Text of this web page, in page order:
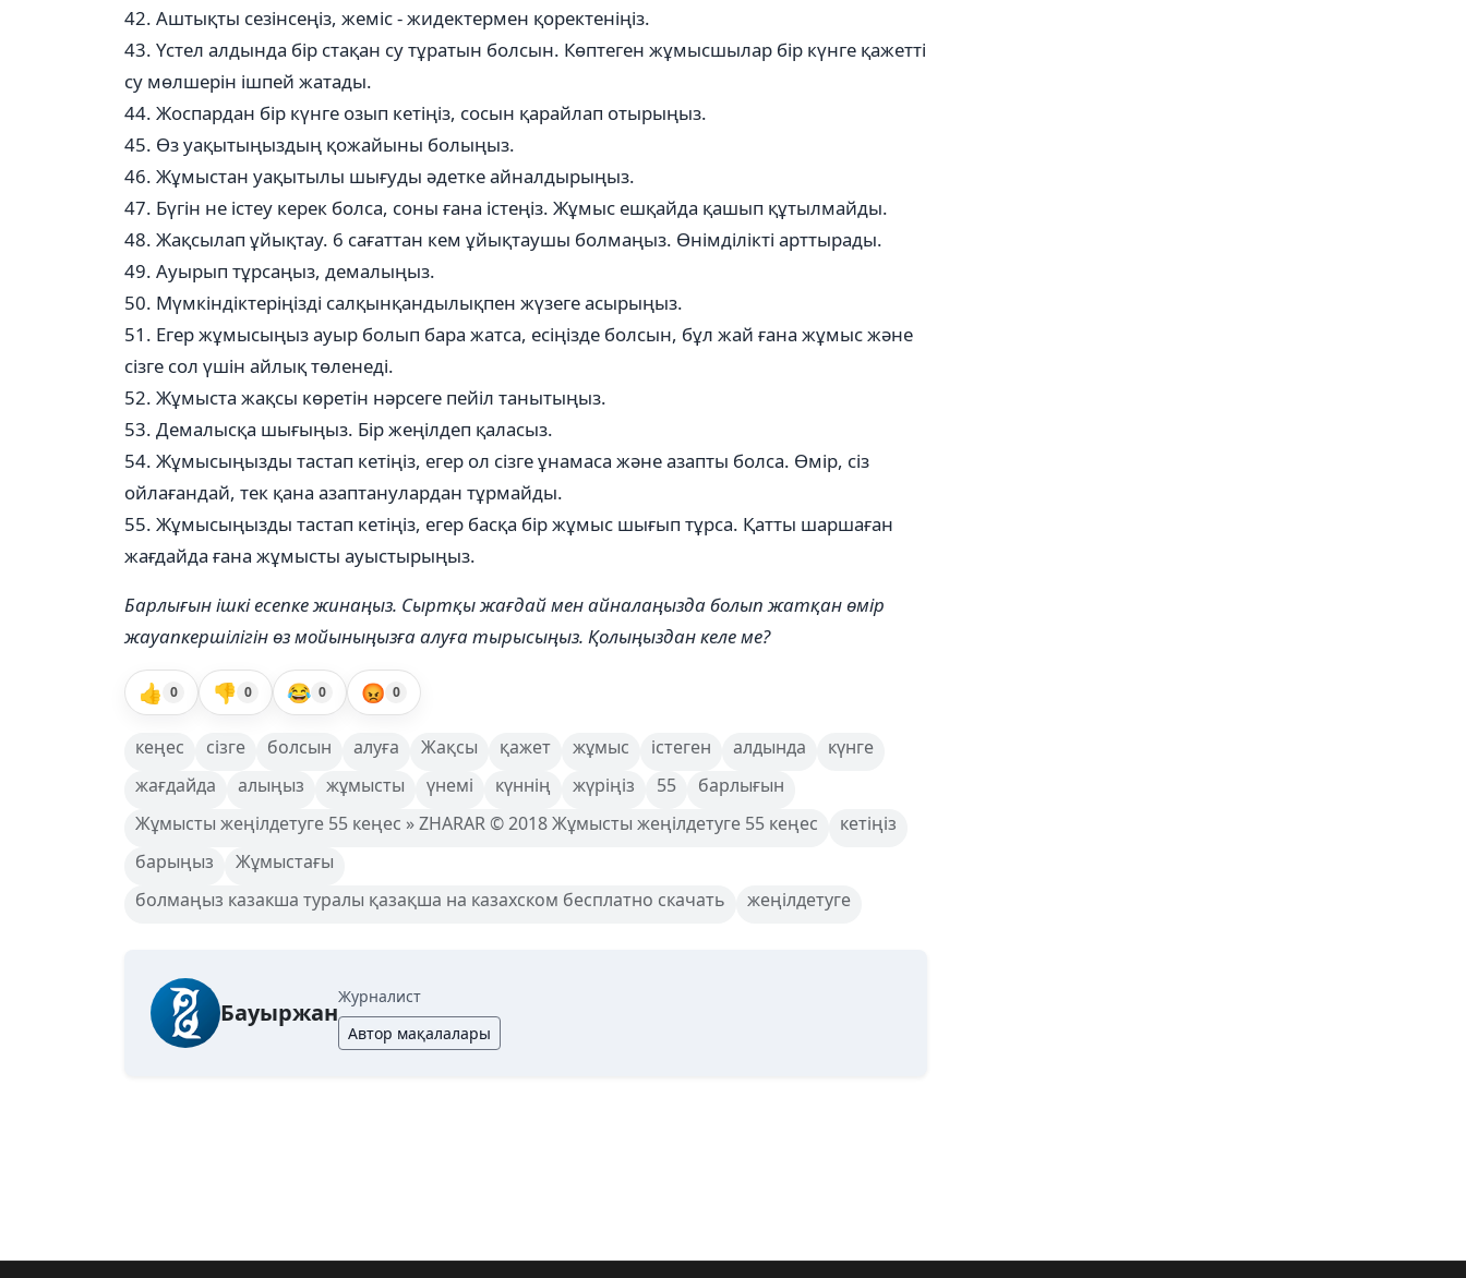
42. Аштықты сезінсеңіз, жеміс - жидектермен қоректеніңіз.
43. Үстел алдында бір стақан су тұратын болсын. Көптеген жұмысшылар бір күнге қажетті
су мөлшерін ішпей жатады.
44. Жоспардан бір күнге озып кетіңіз, сосын қарайлап отырыңыз.
45. Өз уақытыңыздың қожайыны болыңыз.
46. Жұмыстан уақытылы шығуды әдетке айналдырыңыз.
47. Бүгін не істеу керек болса, соны ғана істеңіз. Жұмыс ешқайда қашып құтылмайды.
48. Жақсылап ұйықтау. 6 сағаттан кем ұйықтаушы болмаңыз. Өнімділікті арттырады.
49. Ауырып тұрсаңыз, демалыңыз.
50. Мүмкіндіктеріңізді салқынқандылықпен жүзеге асырыңыз.
51. Егер жұмысыңыз ауыр болып бара жатса, есіңізде болсын, бұл жай ғана жұмыс және
сізге сол үшін айлық төленеді.
52. Жұмыста жақсы көретін нәрсеге пейіл танытыңыз.
53. Демалысқа шығыңыз. Бір жеңілдеп қаласыз.
54. Жұмысыңызды тастап кетіңіз, егер ол сізге ұнамаса және азапты болса. Өмір, сіз
ойлағандай, тек қана азаптанулардан тұрмайды.
55. Жұмысыңызды тастап кетіңіз, егер басқа бір жұмыс шығып тұрса. Қатты шаршаған
жағдайда ғана жұмысты ауыстырыңыз.
Барлығын ішкі есепке жинаңыз. Сыртқы жағдай мен айналаңызда болып жатқан өмір
жауапкершілігін өз мойыныңызға алуға тырысыңыз. Қолыңыздан келе ме?
👍 0 👎 0 😂 0 😡 0
кеңес сізге болсын алуға Жақсы қажет жұмыс істеген алдында
күнге
жағдайда
алыңыз жұмысты үнемі күннің жүріңіз 55
барлығын
Жұмысты жеңілдетуге 55 кеңес » ZHARAR © 2018 Жұмысты жеңілдетуге 55 кеңес
кетіңіз
барыңыз
Жұмыстағы
болмаңыз казакша туралы қазақша на казахском бесплатно скачать
жеңілдетуге
Бауыржан
Журналист
Автор мақалалары